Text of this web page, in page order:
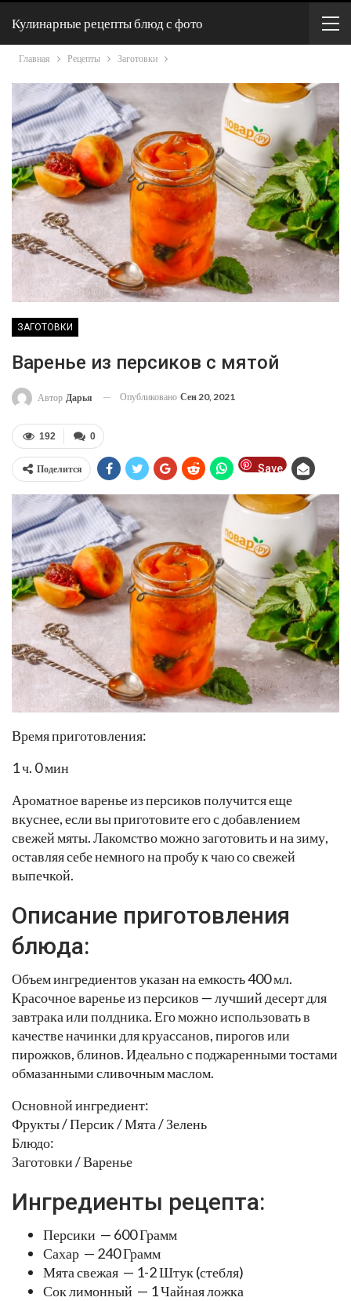
Кулинарные рецепты блюд с фото
Главная Рецепты Заготовки
ЗАГОТОВКИ
Варенье из персиков с мятой
Автор Дарья Опубликовано Сен 20, 2021
0
192
Поделится Save
Время приготовления:
1 ч. 0 мин
Ароматное варенье из персиков получится еще
вкуснее, если вы приготовите его с добавлением
свежей мяты. Лакомство можно заготовить и на зиму,
оставляя себе немного на пробу к чаю со свежей
выпечкой.
Описание приготовления
блюда:
Объем ингредиентов указан на емкость 400 мл.
Красочное варенье из персиков — лучший десерт для
завтрака или полдника. Его можно использовать в
качестве начинки для круассанов, пирогов или
пирожков, блинов. Идеально с поджаренными тостами
обмазанными сливочным маслом.
Основной ингредиент:
Фрукты / Персик / Мята / Зелень
Блюдо:
Заготовки / Варенье
Ингредиенты рецепта:
Персики — 600 Грамм
Сахар — 240 Грамм
Мята свежая — 1-2 Штук (стебля)
Сок лимонный — 1 Чайная ложка